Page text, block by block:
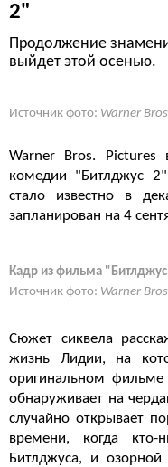
2"
Продолжение
выйдет этой осенью.
Источник фото: Warner
Warner Bros. Pictures
комедии "Битлджус
стало известно в
запланирован на 4
Кадр из фильма
Источник фото: Warner
Сюжет сиквела
жизнь Лидии, на
оригинальном
обнаруживает на
случайно открывает
времени, когда кто-
Битлджуса, и